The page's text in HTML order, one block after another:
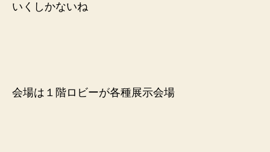
いくしかないね
会場は１階ロビーが各種展示会場